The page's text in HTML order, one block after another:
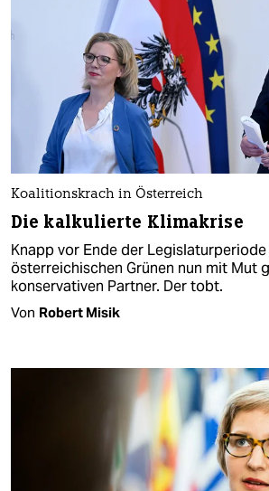
Koalitionskrach in Österreich
Die kalkulierte Klimakrise
Knapp vor Ende der
österreichischen Grünen nun mit Mut
konservativen Partner. Der tobt.
Von Robert Misik